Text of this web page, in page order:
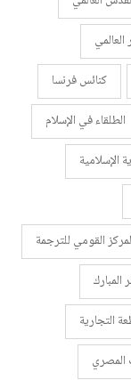
العالمي
كنائس فرنسا
الطلقاء في الإسلام
الإسلامية
القومي للترجمة
المبارك
التجارية
المصري